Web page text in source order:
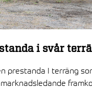
i svår
prestanda I terräng